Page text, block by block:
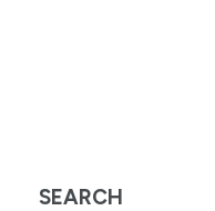
SEARCH